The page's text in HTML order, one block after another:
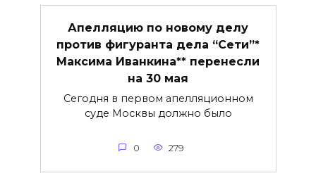
Апелляцию по новому делу
против фигуранта дела “Сети”*
Максима Иванкина** перенесли
на 30 мая
Сегодня в первом апелляционном
суде Москвы должно было
0 279